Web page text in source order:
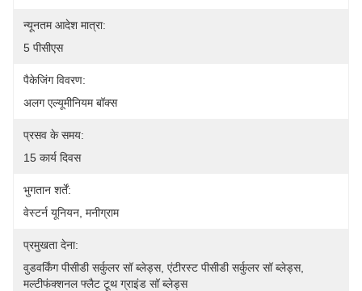
न्यूनतम आदेश मात्रा:
5 पीसीएस
पैकेजिंग विवरण:
अलग एल्यूमीनियम बॉक्स
प्रसव के समय:
15 कार्य दिवस
भुगतान शर्तें:
वेस्टर्न यूनियन, मनीग्राम
प्रमुखता देना:
वुडवर्किंग पीसीडी सर्कुलर सॉ ब्लेड्स, एंटीरस्ट पीसीडी सर्कुलर सॉ ब्लेड्स,
मल्टीफंक्शनल फ्लैट टूथ ग्राइंड सॉ ब्लेड्स